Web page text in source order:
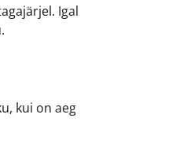
Igal
kui on aeg